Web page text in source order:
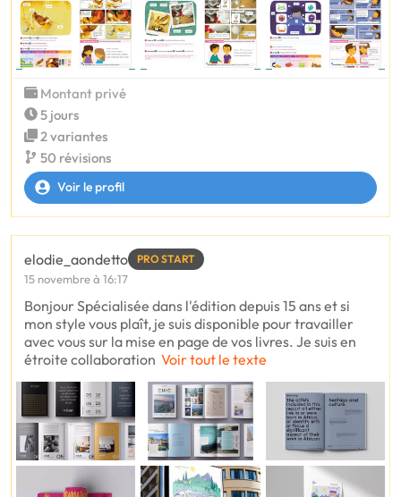
Montant privé
5 jours
2 variantes
50 révisions
Voir le profil
elodie_aondetto PRO START
15 novembre à 16:17
Bonjour Spécialisée dans l'édition depuis 15 ans et si
mon style vous plaît, je suis disponible pour travailler
avec vous sur la mise en page de vos livres. Je suis en
étroite collaboration Voir tout le texte